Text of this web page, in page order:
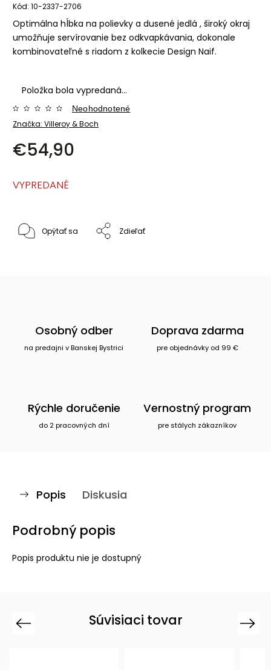
Kód: 10-2337-2706
Optimálna hĺbka na polievky a dusené jedlá , široký okraj
umožňuje servírovanie bez odkvapkávania, dokonale
kombinovateľné s riadom z kolkecie Design Naif.
Položka bola vypredaná…
Značka: Villeroy & Boch
Neohodnotené
€54,90
VYPREDANÉ
Opýtať sa Zdieľať
Osobný odber
na predajni v Banskej Bystrici
Doprava zdarma
pre objednávky od 99 €
Rýchle doručenie
do 2 pracovných dní
Vernostný program
pre stálych zákazníkov
Popis Diskusia
Podrobný popis
Popis produktu nie je dostupný
Súvisiaci tovar
Previous Next